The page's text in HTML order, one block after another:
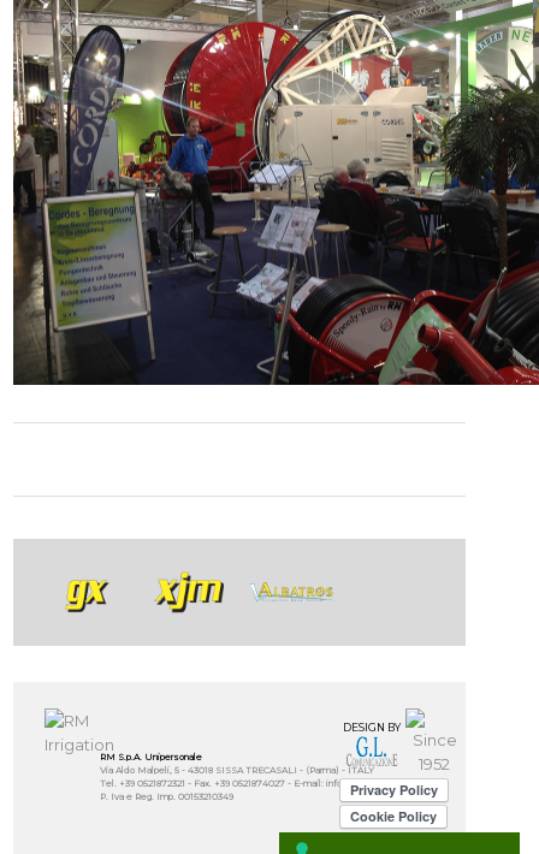
RM S.p.A. Unipersonale
Via Aldo Malpeli, 5 - 43018 SISSA TRECASALI - (Parma) - ITALY
Tel. +39 0521872321 - Fax. +39 0521874027 - E-mail: info@rmirrigation.com
P. Iva e Reg. Imp. 00153210349
DESIGN BY